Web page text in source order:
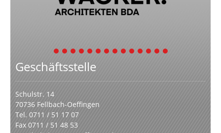
1 2 3 4 5 6 7 8 9 1011121314
Geschäftsstelle
Schulstr. 14
70736 Fellbach-Oeffingen
Tel. 0711 / 51 17 07
Fax 0711 / 51 48 53